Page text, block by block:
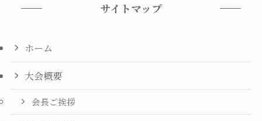
サイトマップ
ホーム
大会概要
会長ご挨拶